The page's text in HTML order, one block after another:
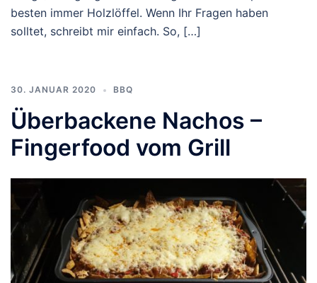
besten immer Holzlöffel. Wenn Ihr Fragen haben
solltet, schreibt mir einfach. So, […]
30. JANUAR 2020 BBQ
Überbackene Nachos –
Fingerfood vom Grill